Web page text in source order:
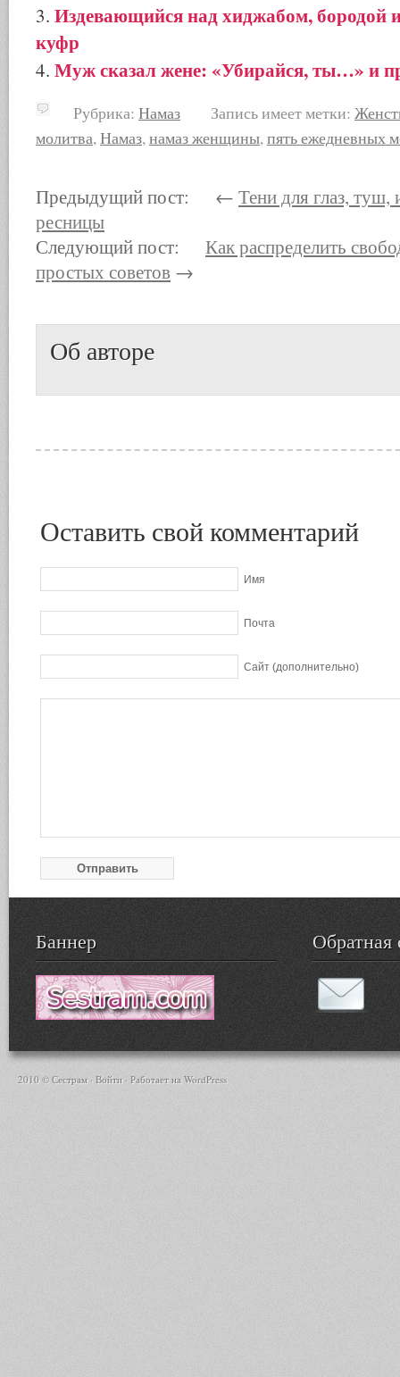
Издевающийся над хиджабом, бородой
куфр
Муж сказал жене: «Убирайся, ты…» и
Рубрика: Намаз Запись имеет метки:
молитва,Намаз,намаз женщины,пять ежедневных
Предыдущий пост: ← Тени для глаз, туш,
ресницы
Следующий пост: Как распределить
простых советов →
Об авторе
Оставить свой комментарий
Имя
Почта
Сайт (дополнительно)
Баннер Обратная
2010 © Сестрам · Войти · Работает на WordPress